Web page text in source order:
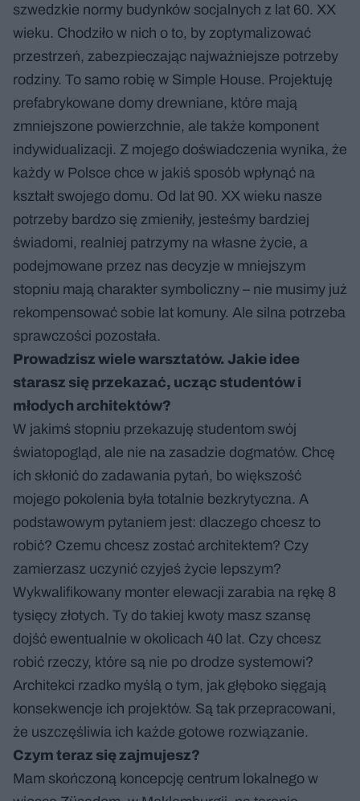
szwedzkie normy budynków socjalnych z lat 60. XX
wieku. Chodziło w nich o to, by zoptymalizować
przestrzeń, zabezpieczając najważniejsze potrzeby
rodziny. To samo robię w Simple House. Projektuję
prefabrykowane domy drewniane, które mają
zmniejszone powierzchnie, ale także komponent
indywidualizacji. Z mojego doświadczenia wynika, że
każdy w Polsce chce w jakiś sposób wpłynąć na
kształt swojego domu. Od lat 90. XX wieku nasze
potrzeby bardzo się zmieniły, jesteśmy bardziej
świadomi, realniej patrzymy na własne życie, a
podejmowane przez nas decyzje w mniejszym
stopniu mają charakter symboliczny – nie musimy już
rekompensować sobie lat komuny. Ale silna potrzeba
sprawczości pozostała.
Prowadzisz wiele warsztatów. Jakie idee
starasz się przekazać, ucząc studentów i
młodych architektów?
W jakimś stopniu przekazuję studentom swój
światopogląd, ale nie na zasadzie dogmatów. Chcę
ich skłonić do zadawania pytań, bo większość
mojego pokolenia była totalnie bezkrytyczna. A
podstawowym pytaniem jest: dlaczego chcesz to
robić? Czemu chcesz zostać architektem? Czy
zamierzasz uczynić czyjeś życie lepszym?
Wykwalifikowany monter elewacji zarabia na rękę 8
tysięcy złotych. Ty do takiej kwoty masz szansę
dojść ewentualnie w okolicach 40 lat. Czy chcesz
robić rzeczy, które są nie po drodze systemowi?
Architekci rzadko myślą o tym, jak głęboko sięgają
konsekwencje ich projektów. Są tak przepracowani,
że uszczęśliwia ich każde gotowe rozwiązanie.
Czym teraz się zajmujesz?
Mam skończoną koncepcję centrum lokalnego w